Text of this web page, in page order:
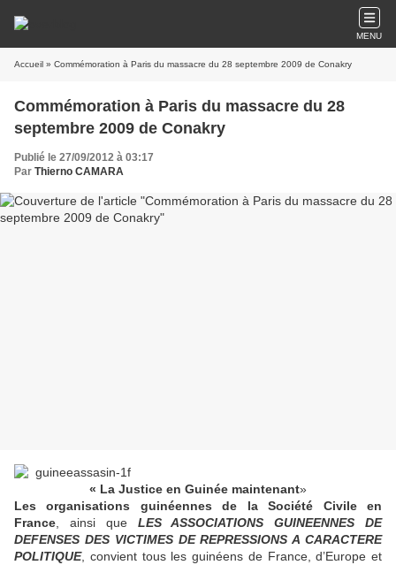
MENU
Accueil » Commémoration à Paris du massacre du 28 septembre 2009 de Conakry
Commémoration à Paris du massacre du 28
septembre 2009 de Conakry
Publié le 27/09/2012 à 03:17
Par Thierno CAMARA
« La Justice en Guinée maintenant»
Les organisations guinéennes de la Société Civile en
France , ainsi que LES ASSOCIATIONS GUINEENNES DE
DEFENSES DES VICTIMES DE REPRESSIONS A CARACTERE
POLITIQUE, convient tous les guinéens de France, d’Europe et